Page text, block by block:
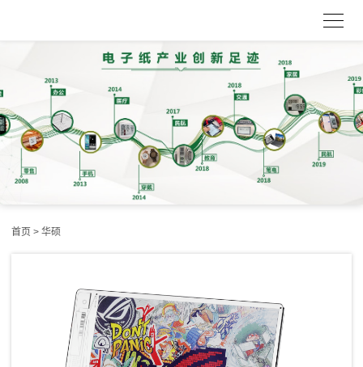
首页 > 华硕